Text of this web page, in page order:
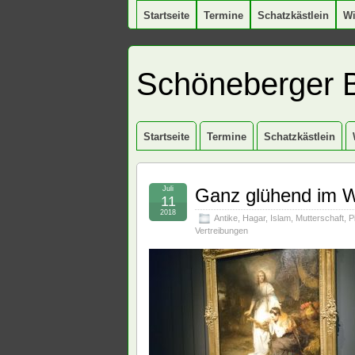
Startseite Termine Schatzkästlein
Schöneberger
Startseite Termine Schatzkästlein
Ganz glühend im
Antike Hagar, Islam Mutterschaft
Vertreibungen
Juli
11
2018